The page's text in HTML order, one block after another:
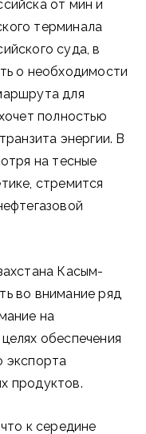
от мин и
терминала
суда, в
о необходимости
для
полностью
энергии. В
на тесные
стремится
Касым-
во внимание ряд
на
обеспечения
экспорта
продуктов.
к середине